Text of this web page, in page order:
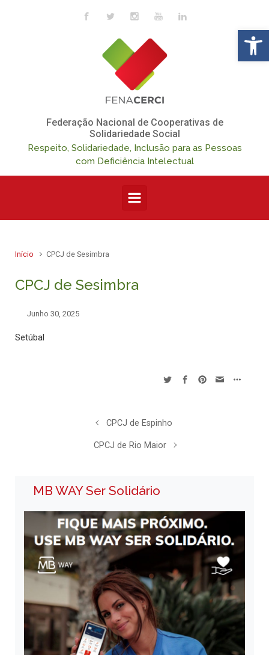
Skip to main content
Federação Nacional de Cooperativas de
Solidariedade Social
Respeito, Solidariedade, Inclusão para as Pessoas
com Deficiência Intelectual
Início CPCJ de Sesimbra
CPCJ de Sesimbra
Junho 30, 2025
Setúbal
CPCJ de Espinho
CPCJ de Rio Maior
MB WAY Ser Solidário